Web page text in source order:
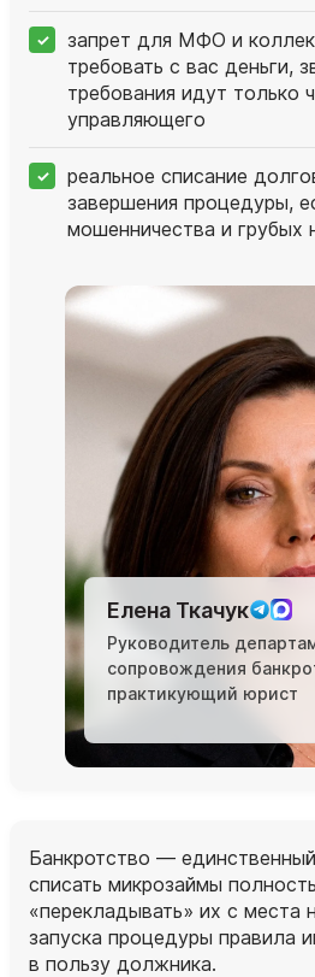
запрет для МФО и
требовать с вас деньги,
требования идут только
управляющего
реальное списание
завершения процедуры,
мошенничества и грубых
Елена Ткачук
Руководитель
сопровождения
практикующий юрист
Банкротство —
списать микрозаймы
«перекладывать» их с места
запуска процедуры правила
в пользу должника.